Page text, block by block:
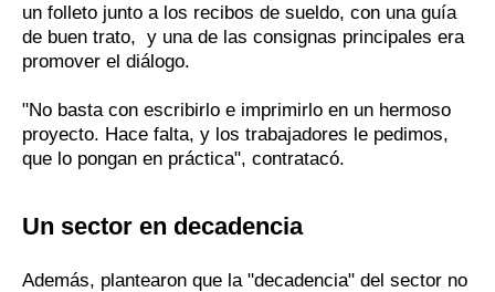
un folleto junto a los recibos de sueldo, con una guía
de buen trato, y una de las consignas principales era
promover el diálogo.
"No basta con escribirlo e imprimirlo en un hermoso
proyecto. Hace falta, y los trabajadores le pedimos,
que lo pongan en práctica", contratacó.
Un sector en decadencia
Además, plantearon que la "decadencia" del sector no